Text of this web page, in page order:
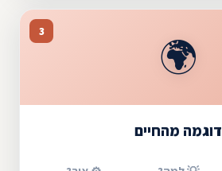
3
🌍
דוגמה מהחיים